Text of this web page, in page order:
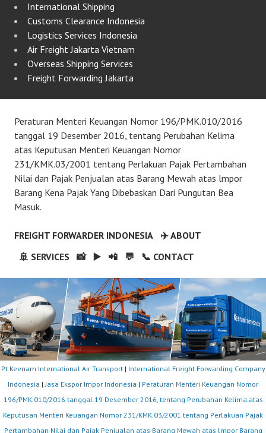
International Shipping
Customs Clearance Indonesia
Logistics Services Indonesia
Air Freight Jakarta Vietnam
Overseas Shipping Services
Freight Forwarding Jakarta
Peraturan Menteri Keuangan Nomor 196/PMK.010/2016
tanggal 19 Desember 2016, tentang Perubahan Kelima
atas Keputusan Menteri Keuangan Nomor
231/KMK.03/2001 tentang Perlakuan Pajak Pertambahan
Nilai dan Pajak Penjualan atas Barang Mewah atas lmpor
Barang Kena Pajak Yang Dibebaskan Dari Pungutan Bea
Masuk.
FREIGHT FORWARDER INDONESIA
✈️ ABOUT
🚢 SERVICES
📸 ▶️ 📲 💬 📞 CONTACT
Pt Keenam International Air Transport| International Freight Forwarding Company
Indonesia | Jasa Ekspor Impor Indonesia | Peraturan Menteri Keuangan Nomor
196/PMK.010/2016 tanggal 19 Desember 2016, tentang Perubahan Kelima atas
Keputusan Menteri Keuangan Nomor 231/KMK.03/2001 tentang Perlakuan Pajak
Pertambahan Nilai dan Pajak Penjualan atas Barang Mewah atas lmpor Barang